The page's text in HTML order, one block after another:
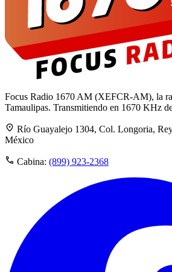
Focus Radio 1670 AM (XEFCR-AM), la
Tamaulipas. Transmitiendo en 1670 KHz
Río Guayalejo 1304, Col. Longoria,
México
Cabina: (899) 923-2368